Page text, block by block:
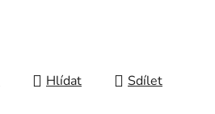
Hlídat Sdílet